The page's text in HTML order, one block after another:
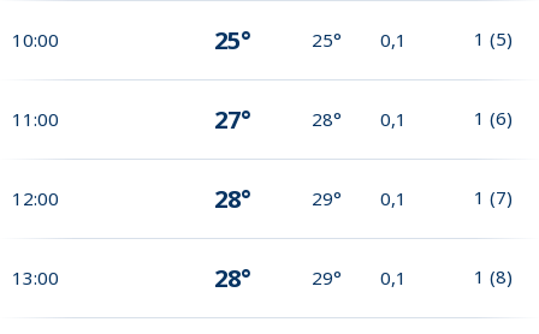
10:00 25° 25° 0,1 1 (5)
11:00 27° 28° 0,1 1 (6)
12:00 28° 29° 0,1 1 (7)
13:00 28° 29° 0,1 1 (8)